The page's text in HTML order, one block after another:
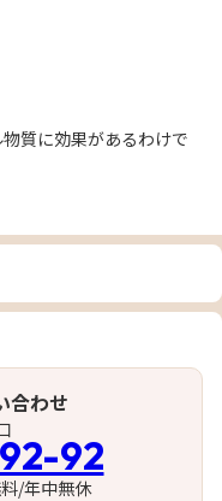
質に効果があるわけで
合わせ
92
/年中無休